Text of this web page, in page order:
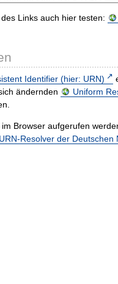
Links auch hier testen:
Identifier (hier: URN)
ändernden
Uniform
Browser aufgerufen
URN-Resolver der Deutschen